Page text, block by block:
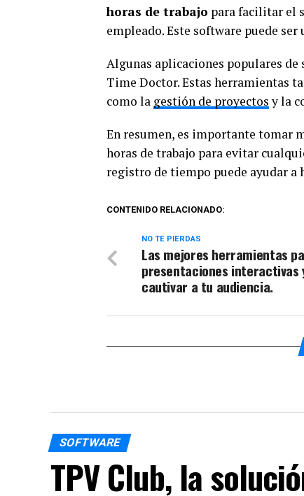
horas de trabajo para facilitar el
empleado. Este software puede
Algunas aplicaciones populares
Time Doctor. Estas herramientas
como la gestión de proyectosy la
En resumen, es importante tomar
horas de trabajo para evitar
registro de tiempo puede ayudar a
CONTENIDO RELACIONADO:
NO TE PIERDAS
Las mejores herramientas
presentaciones interactivas
cautivar a tu audiencia.
SOFTWARE
TPV Club, la